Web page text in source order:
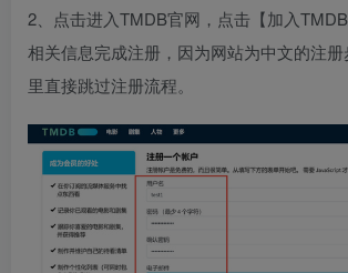
2、点击进入TMDB官网，点击【加入
相关信息完成注册，因为网站为中文的注
里直接跳过注册流程。